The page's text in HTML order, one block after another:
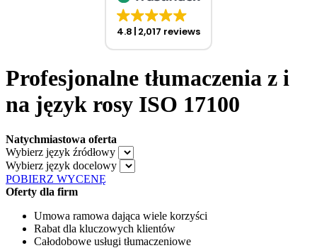
4.8 2,017 reviews
Profesjonalne tłumaczenia z i
na język rosy ISO 17100
Natychmiastowa oferta
Wybierz język źródłowy
Wybierz język docelowy
POBIERZ WYCENĘ
Oferty dla firm
Umowa ramowa dająca wiele korzyści
Rabat dla kluczowych klientów
Całodobowe usługi tłumaczeniowe